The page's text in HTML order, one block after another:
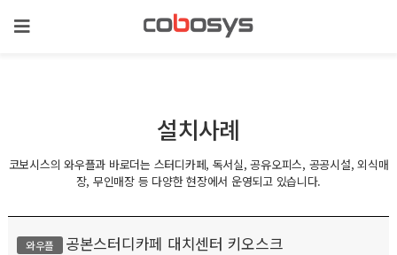
설치사례
코보시스의 와우플과 바로더는 스터디카페, 독서실, 공유오피스, 공공시설, 외식매
장, 무인매장 등 다양한 현장에서 운영되고 있습니다.
와우플 공본스터디카페 대치센터 키오스크